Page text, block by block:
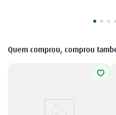
Quem comprou, comprou